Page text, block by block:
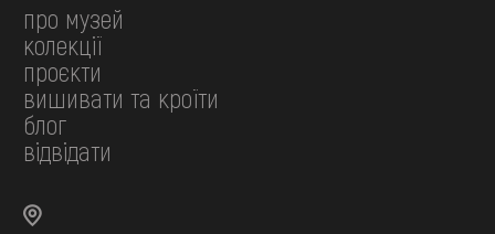
про музей
колекції
проєкти
вишивати та кроїти
блог
відвідати